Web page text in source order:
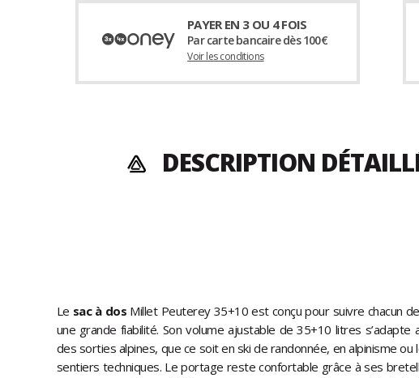
PAYER EN 3 OU 4 FOIS
Par carte bancaire dès 100€
Voir les conditions
DESCRIPTION
Le sac à dos Millet Peuterey 35+10 est conçu pour suivre chacun
une grande fiabilité. Son volume ajustable de 35+10 litres s’adapte
des sorties alpines, que ce soit en ski de randonnée, en alpinisme
sentiers techniques. Le portage reste confortable grâce à ses